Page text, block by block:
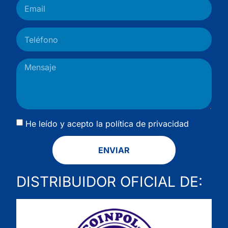
He leído y acepto la política de privacidad
ENVIAR
DISTRIBUIDOR OFICIAL DE: